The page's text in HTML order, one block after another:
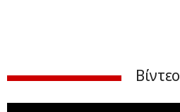
Βίντεο